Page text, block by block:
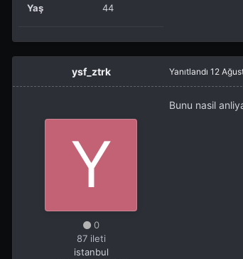
Yaş 44
ysf_ztrk
0
87 ileti
istanbul
Yanıtlandı 12
Bunu nasil